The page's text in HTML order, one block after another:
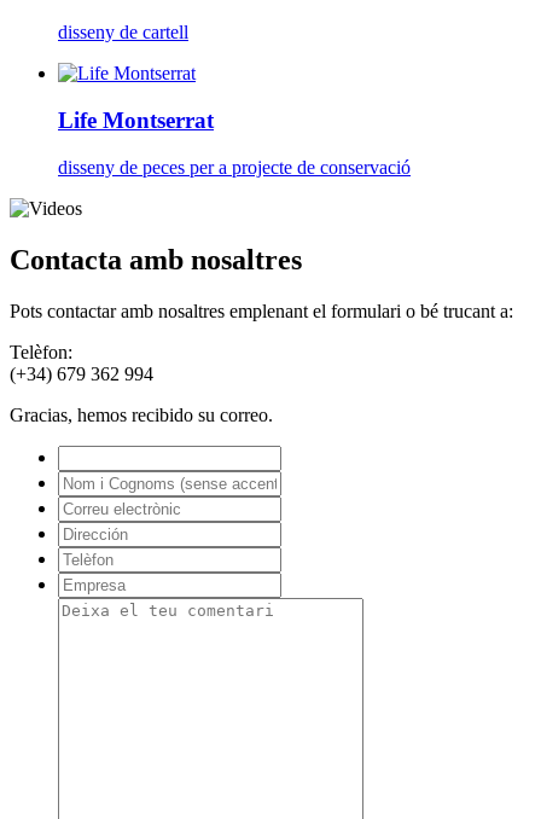
disseny de cartell
Life Montserrat
disseny de peces per a projecte de conservació
Contacta amb nosaltres
Pots contactar amb nosaltres emplenant el formulari o bé trucant a:
Telèfon:
(+34) 679 362 994
Gracias, hemos recibido su correo.